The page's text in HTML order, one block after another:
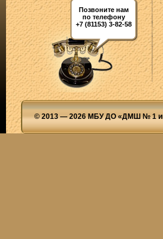
Позвоните нам
по телефону
+7 (81153) 3-82-58
© 2013 — 2026 МБУ ДО «ДМШ № 1